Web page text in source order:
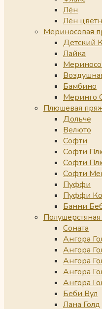
Лён
Лён
Мериносовая
Детский
Лайка
Бамбино
Меринго
Плюшевая
Дольче
Велюто
Софти
Софти
Софти
Софти
Пуффи
Пуффи
Банни
Соната
Ангора
Ангора
Ангора
Ангора
Ангора
Беби Вул
Лана Голд